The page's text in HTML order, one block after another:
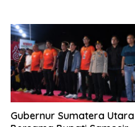
Gubernur Sumatera Utara